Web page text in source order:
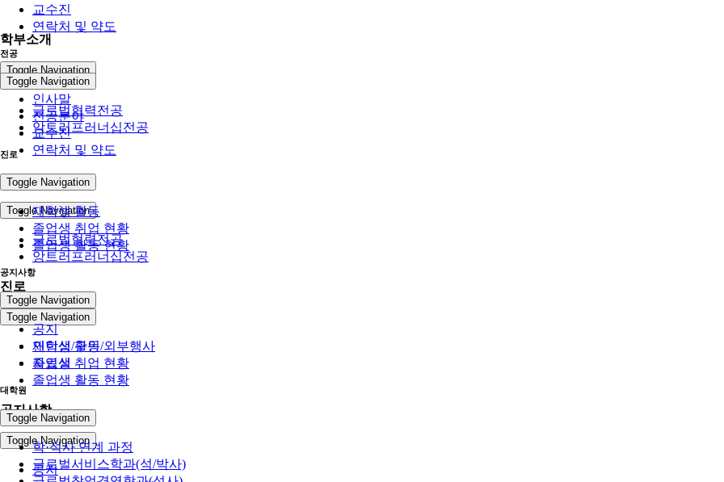
교수진
연락처 및 약도
전공
Toggle Navigation
글로벌협력전공
앙트러프러너십전공
진로
Toggle Navigation
재학생 활동
졸업생 취업 현황
졸업생 활동 현황
공지사항
Toggle Navigation
공지
인턴십/구인/외부행사
자료실
대학원
Toggle Navigation
학·석사 연계 과정
글로벌서비스학과(석/박사)
학부소개
Toggle Navigation
인사말
전공분야
교수진
연락처 및 약도
전공
Toggle Navigation
글로벌협력전공
앙트러프러너십전공
진로
Toggle Navigation
재학생 활동
졸업생 취업 현황
졸업생 활동 현황
공지사항
Toggle Navigation
공지